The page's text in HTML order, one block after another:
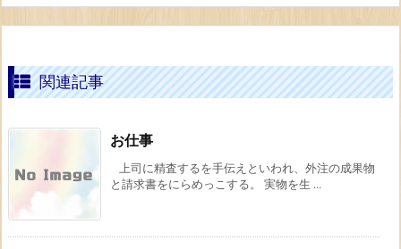
関連記事
お仕事
上司に精査するを手伝えといわれ、外注の成果物
と請求書をにらめっこする。 実物を生 ...